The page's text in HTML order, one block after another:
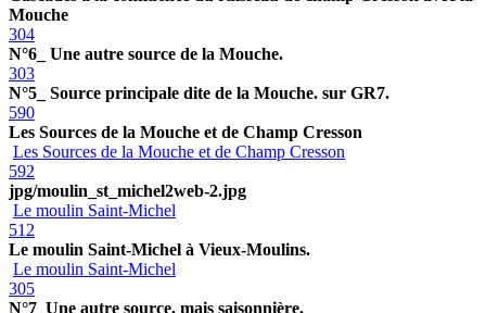
Mouche
304
N°6_ Une autre source de la Mouche.
303
N°5_ Source principale dite de la Mouche. sur GR7.
590
Les Sources de la Mouche et de Champ Cresson
Les Sources de la Mouche et de Champ Cresson
592
jpg/moulin_st_michel2web-2.jpg
Le moulin Saint-Michel
512
Le moulin Saint-Michel à Vieux-Moulins.
Le moulin Saint-Michel
305
N°7_Une autre source, mais saisonnière.